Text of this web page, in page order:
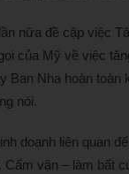
nữa đề cập việc
của Mỹ về việc
Ban Nha hoàn
nói.
doanh liên quan
Cấm vận – làm bất